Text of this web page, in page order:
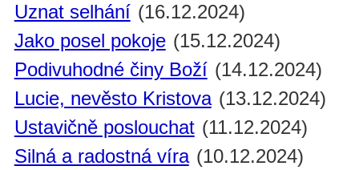
Uznat selhání (16.12.2024)
Jako posel pokoje (15.12.2024)
Podivuhodné činy Boží (14.12.2024)
Lucie, nevěsto Kristova (13.12.2024)
Ustavičně poslouchat (11.12.2024)
Silná a radostná víra (10.12.2024)